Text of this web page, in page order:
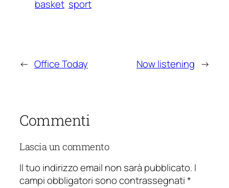
basket sport
← Office Today Now listening →
Commenti
Lascia un commento
Il tuo indirizzo email non sarà pubblicato. I
campi obbligatori sono contrassegnati*